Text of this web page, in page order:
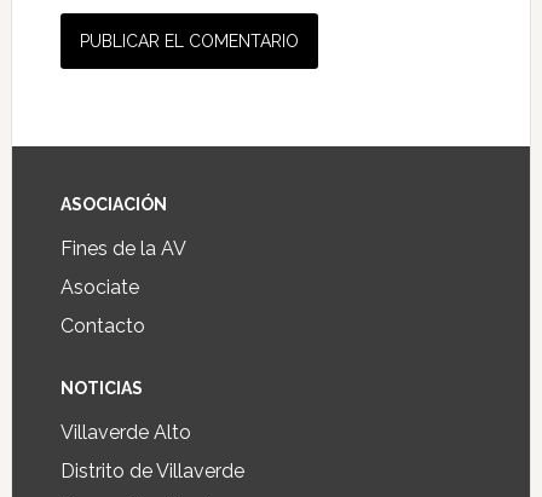
ASOCIACIÓN
Fines de la AV
Asociate
Contacto
NOTICIAS
Villaverde Alto
Distrito de Villaverde